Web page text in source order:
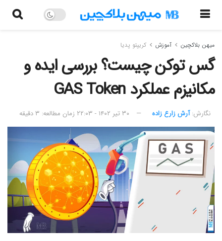
میهن بلاکچین آموزش کریپتو پدیا
گس توکن چیست؟ بررسی ایده و
مکانیزم عملکرد GAS Token
نگارش:‌ آرش زارع زاده ۳۰ تیر ۱۴۰۲ - ۲۲:۰۳ زمان مطالعه: ۳ دقیقه